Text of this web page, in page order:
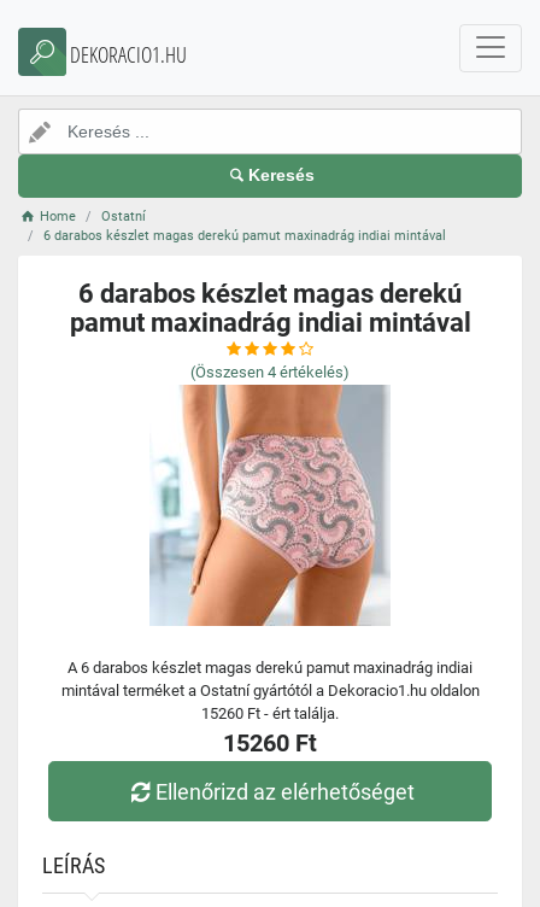
DEKORACIO1.HU
Keresés
Home
Ostatní
6 darabos készlet magas derekú pamut maxinadrág indiai mintával
6 darabos készlet magas derekú
pamut maxinadrág indiai mintával
(Összesen 4 értékelés)
A 6 darabos készlet magas derekú pamut maxinadrág indiai
mintával terméket a Ostatní gyártótól a Dekoracio1.hu oldalon
15260 Ft - ért találja.
15260 Ft
Ellenőrizd az elérhetőséget
LEÍRÁS